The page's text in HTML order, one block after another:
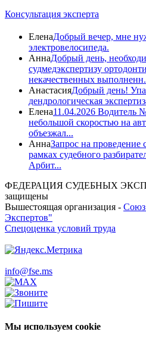
Консультация эксперта
ЕленаДобрый вечер, мне
электровелосипеда.
АннаДобрый день,
судмедэкспертизу
некачественных
АнастасияДобрый день!
дендрологическая
Елена11.04.2026 Водитель
небольшой скоростью на
объезжал...
АннаЗапрос на проведение
рамках судебного
Арбит...
ФЕДЕРАЦИЯ СУДЕБНЫХ
защищены
Вышестоящая организация - Союз
Экспертов"
Спецоценка условий труда
info@fse.ms
Мы используем cookie